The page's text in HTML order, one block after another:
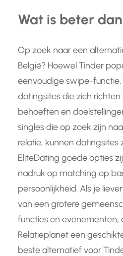
Wat is beter
Op zoek naar een
België? Hoewel Tinder
eenvoudige swipe-
datingsites die zich
behoeften en
singles die op zoek zijn
relatie, kunnen datingsites
EliteDating goede opties
nadruk op matching op
persoonlijkheid. Als je
van een grotere
functies en evenementen,
Relatieplanet een
beste alternatief voor